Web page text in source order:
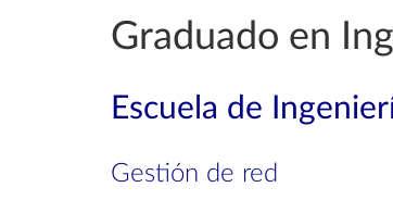
Graduado en
Escuela de
Gestión de red